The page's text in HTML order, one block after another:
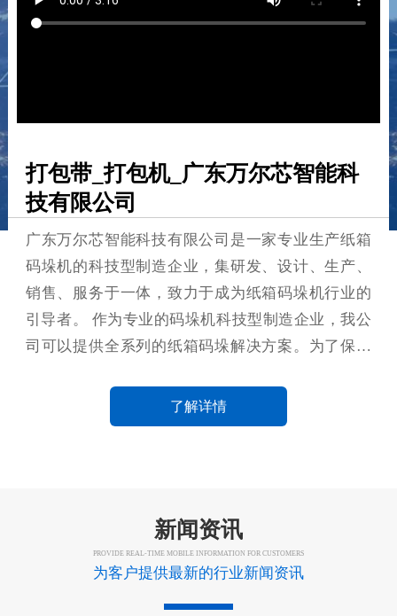
打包带_打包机_广东万尔芯智能科
技有限公司
广东万尔芯智能科技有限公司是一家专业生产纸箱
码垛机的科技型制造企业，集研发、设计、生产、
销售、服务于一体，致力于成为纸箱码垛机行业的
引导者。 作为专业的码垛机科技型制造企业，我公
司可以提供全系列的纸箱码垛解决方案。为了保障
产工艺制造体系及标准化的生产流程。同时，公司
在华北天津、华东上海、华南广东都设有研发、销
降低生产成本，解放工人双手。
了解详情
新闻资讯
PROVIDE REAL-TIME MOBILE INFORMATION FOR CUSTOMERS
为客户提供最新的行业新闻资讯